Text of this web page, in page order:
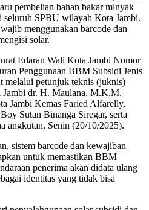
pembelian bahan bakar minyak
SPBU wilayah Kota Jambi.
menggunakan barcode dan
solar.
Edaran Wali Kota Jambi Nomor
Penggunaan BBM Subsidi Jenis
melalui petunjuk teknis (juknis)
Jambi dr. H. Maulana, M.K.M,
Jambi Kemas Faried Alfarelly,
Sutan Binanga Siregar, serta
angkutan, Senin (20/10/2025).
sistem barcode dan kewajiban
untuk memastikan BBM
penerima akan didata ulang
identitas yang tidak bisa